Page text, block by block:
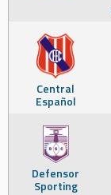
Central
Español
Defensor
Sporting